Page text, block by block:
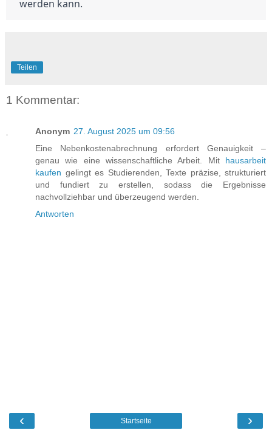
werden kann.
Teilen
1 Kommentar:
Anonym 27. August 2025 um 09:56
Eine Nebenkostenabrechnung erfordert Genauigkeit –
genau wie eine wissenschaftliche Arbeit. Mit hausarbeit
kaufen gelingt es Studierenden, Texte präzise, strukturiert
und fundiert zu erstellen, sodass die Ergebnisse
nachvollziehbar und überzeugend werden.
Antworten
‹ ›
Startseite